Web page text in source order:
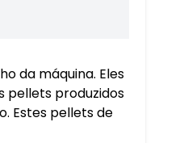
da máquina. Eles
pellets produzidos
Estes pellets de